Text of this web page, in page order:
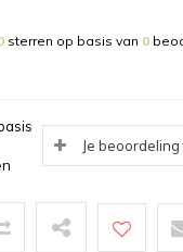
sterren op basis van 0
Je